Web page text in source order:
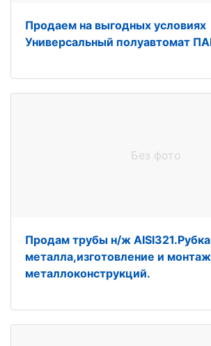
Продаем на выгодных условиях
Универсальный полуавтомат
Без фото
Продам трубы н/ж AISI321.Рубка
металла,изготовление и монтаж
металлоконструкций.